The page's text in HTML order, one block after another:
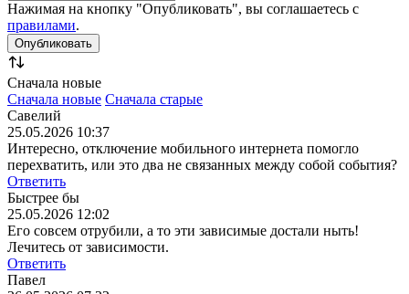
Нажимая на кнопку "Опубликовать", вы соглашаетесь с
правилами.
Сначала новые
Сначала новые Сначала старые
Савелий
25.05.2026 10:37
Интересно, отключение мобильного интернета помогло
перехватить, или это два не связанных между собой события?
Ответить
Быстрее бы
25.05.2026 12:02
Его совсем отрубили, а то эти зависимые достали ныть!
Лечитесь от зависимости.
Ответить
Павел